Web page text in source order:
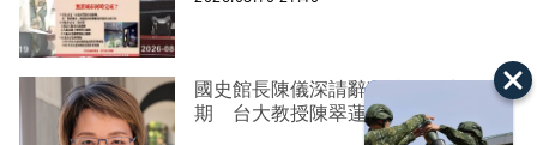
國史館長陳儀深請辭獲准！結束7年任
期 台大教授陳翠蓮接任